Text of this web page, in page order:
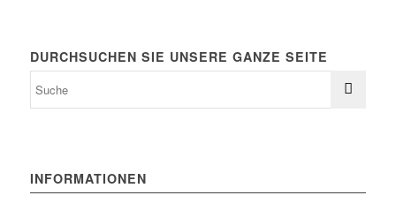
DURCHSUCHEN SIE UNSERE GANZE SEITE
INFORMATIONEN